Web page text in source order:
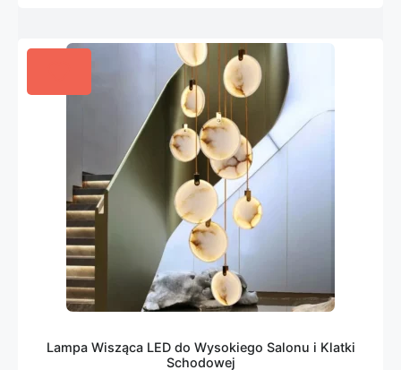
Lampa Wisząca LED do Wysokiego Salonu i Klatki
Schodowej